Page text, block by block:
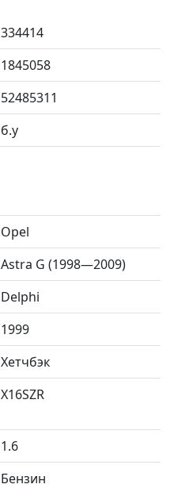
334414
1845058
52485311
б.у
Opel
Astra G (1998—2009)
Delphi
1999
Хетчбэк
X16SZR
1.6
Бензин